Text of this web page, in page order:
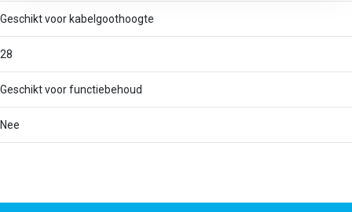
Geschikt voor kabelgoothoogte
28
Geschikt voor functiebehoud
Nee